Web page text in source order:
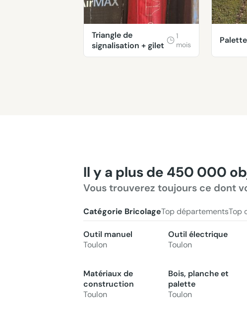
Triangle de
signalisation + gilet
1
mois
Il y a plus de 450 000
Vous trouverez toujours ce dont
Catégorie BricolageTop départementsTop
Outil manuel
Toulon
Outil électrique
Toulon
Matériaux de
construction
Toulon
Bois, planche et
palette
Toulon